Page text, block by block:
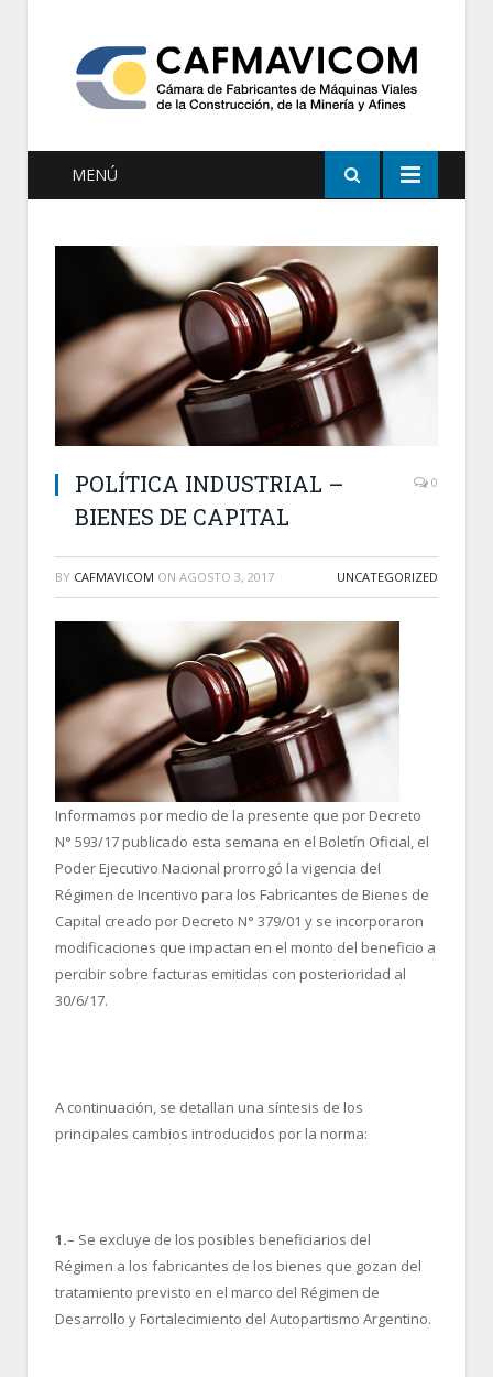
MENÚ
POLÍTICA INDUSTRIAL –
BIENES DE CAPITAL
0
BY CAFMAVICOM ON AGOSTO 3, 2017 UNCATEGORIZED
Informamos por medio de la presente que por Decreto
N° 593/17 publicado esta semana en el Boletín Oficial, el
Poder Ejecutivo Nacional prorrogó la vigencia del
Régimen de Incentivo para los Fabricantes de Bienes de
Capital creado por Decreto N° 379/01 y se incorporaron
modificaciones que impactan en el monto del beneficio a
percibir sobre facturas emitidas con posterioridad al
30/6/17.
A continuación, se detallan una síntesis de los
principales cambios introducidos por la norma:
1.– Se excluye de los posibles beneficiarios del
Régimen a los fabricantes de los bienes que gozan del
tratamiento previsto en el marco del Régimen de
Desarrollo y Fortalecimiento del Autopartismo Argentino.